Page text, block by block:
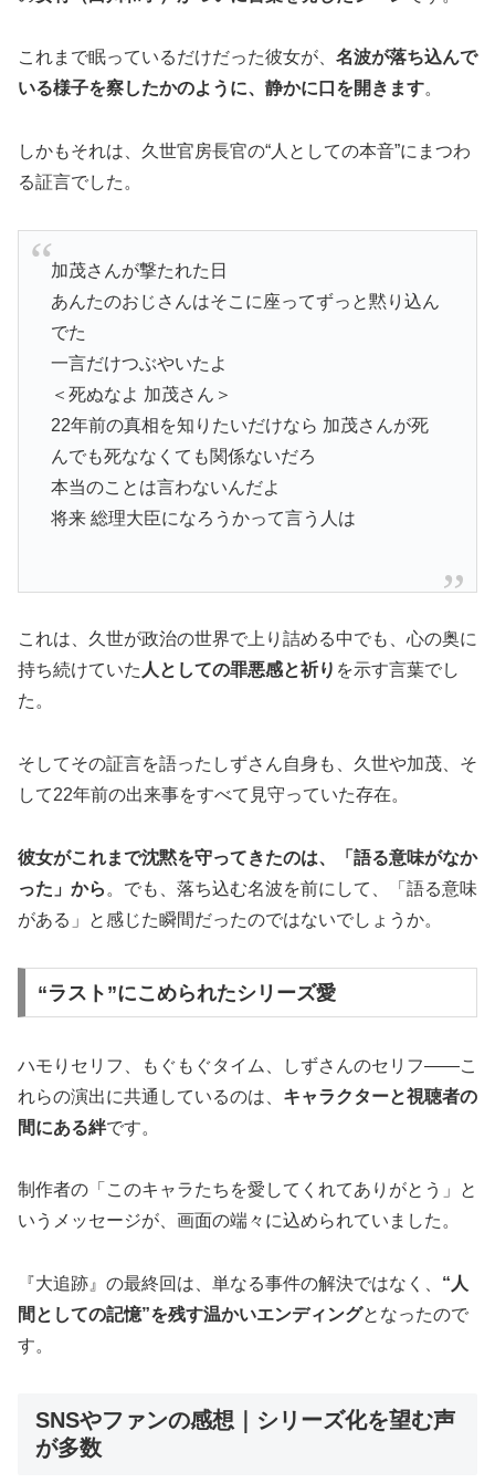
これまで眠っているだけだった彼女が、 名波が落ち込んで
いる様子を察したかのように、静かに口を開きます。
しかもそれは、久世官房長官の“人としての本音”にまつわ
る証言でした。
加茂さんが撃たれた日
あんたのおじさんはそこに座ってずっと黙り込ん
でた
一言だけつぶやいたよ
＜死ぬなよ 加茂さん＞
22年前の真相を知りたいだけなら 加茂さんが死
んでも死ななくても関係ないだろ
本当のことは言わないんだよ
将来 総理大臣になろうかって言う人は
これは、久世が政治の世界で上り詰める中でも、心の奥に
持ち続けていた 人としての罪悪感と祈り を示す言葉でし
た。
そしてその証言を語ったしずさん自身も、久世や加茂、そ
して22年前の出来事をすべて見守っていた存在。
彼女がこれまで沈黙を守ってきたのは、「語る意味がなか
った」から 。でも、落ち込む名波を前にして、「語る意味
がある」と感じた瞬間だったのではないでしょうか。
“ラスト”にこめられたシリーズ愛
ハモりセリフ、もぐもぐタイム、しずさんのセリフ――こ
れらの演出に共通しているのは、 キャラクターと視聴者の
間にある絆です。
制作者の「このキャラたちを愛してくれてありがとう」と
いうメッセージが、画面の端々に込められていました。
『大追跡』の最終回は、単なる事件の解決ではなく、 “人
間としての記憶”を残す温かいエンディングとなったので
す。
SNSやファンの感想｜シリーズ化を望む声
が多数